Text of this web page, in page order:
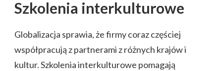
Szkolenia interkulturowe
Globalizacja sprawia, że firmy coraz częściej
współpracują z partnerami z różnych krajów i
kultur. Szkolenia interkulturowe pomagają